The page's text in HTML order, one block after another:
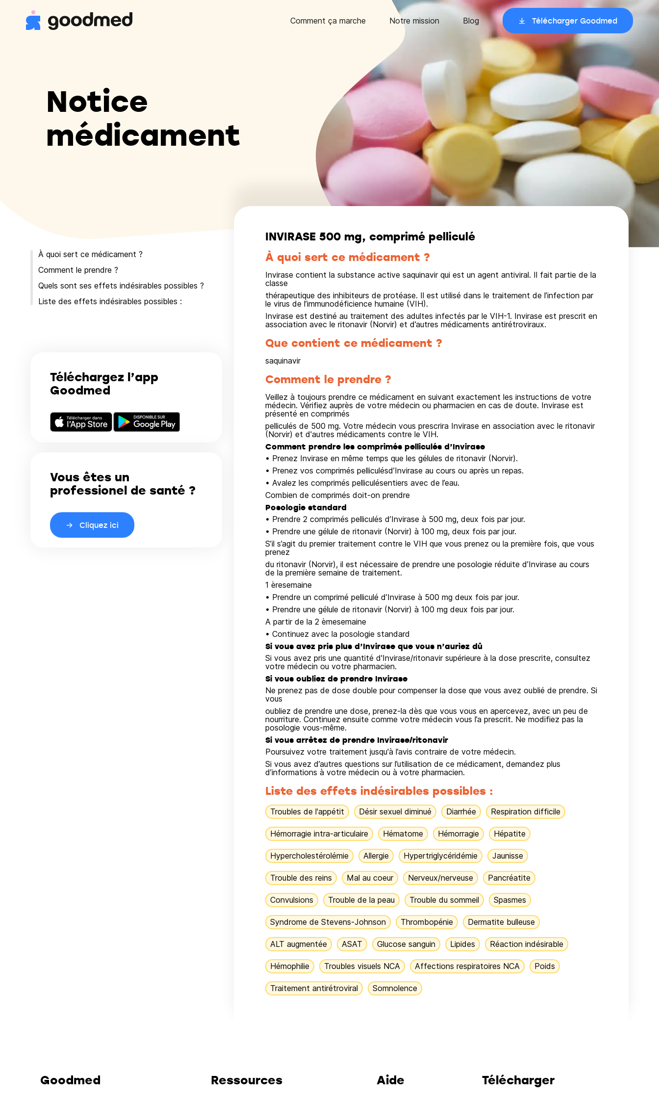
Comment ça marche Notre mission Blog Télécharger Goodmed
Notice
médicament
À quoi sert ce médicament ?
Comment le prendre ?
Quels sont ses effets indésirables possibles ?
Liste des effets indésirables possibles :
Téléchargez l’app
Goodmed
Vous êtes un
professionel de santé ?
Cliquez ici
INVIRASE 500 mg, comprimé pelliculé
À quoi sert ce médicament ?
Invirase contient la substance active saquinavir qui est un agent antiviral. Il fait partie de la
classe
thérapeutique des inhibiteurs de protéase. Il est utilisé dans le traitement de l’infection par
le virus de l’immunodéficience humaine (VIH).
Invirase est destiné au traitement des adultes infectés par le VIH-1. Invirase est prescrit en
association avec le ritonavir (Norvir) et d’autres médicaments antirétroviraux.
Que contient ce médicament ?
saquinavir
Comment le prendre ?
Veillez à toujours prendre ce médicament en suivant exactement les instructions de votre
médecin. Vérifiez auprès de votre médecin ou pharmacien en cas de doute. Invirase est
présenté en comprimés
pelliculés de 500 mg. Votre médecin vous prescrira Invirase en association avec le ritonavir
(Norvir) et d'autres médicaments contre le VIH.
Comment prendre les comprimés pelliculés d’Invirase
• Prenez Invirase en même temps que les gélules de ritonavir (Norvir).
• Prenez vos comprimés pelliculésd’Invirase au cours ou après un repas.
• Avalez les comprimés pelliculésentiers avec de l’eau.
Combien de comprimés doit-on prendre
Posologie standard
• Prendre 2 comprimés pelliculés d’Invirase à 500 mg, deux fois par jour.
• Prendre une gélule de ritonavir (Norvir) à 100 mg, deux fois par jour.
S’il s’agit du premier traitement contre le VIH que vous prenez ou la première fois, que vous
prenez
du ritonavir (Norvir), il est nécessaire de prendre une posologie réduite d’Invirase au cours
de la première semaine de traitement.
1 èresemaine
• Prendre un comprimé pelliculé d’Invirase à 500 mg deux fois par jour.
• Prendre une gélule de ritonavir (Norvir) à 100 mg deux fois par jour.
A partir de la 2 èmesemaine
• Continuez avec la posologie standard
Si vous avez pris plus d’Invirase que vous n’auriez dû
Si vous avez pris une quantité d'Invirase/ritonavir supérieure à la dose prescrite, consultez
votre médecin ou votre pharmacien.
Si vous oubliez de prendre Invirase
Ne prenez pas de dose double pour compenser la dose que vous avez oublié de prendre. Si
vous
oubliez de prendre une dose, prenez-la dès que vous vous en apercevez, avec un peu de
nourriture. Continuez ensuite comme votre médecin vous l’a prescrit. Ne modifiez pas la
posologie vous-même.
Si vous arrêtez de prendre Invirase/ritonavir
Poursuivez votre traitement jusqu'à l’avis contraire de votre médecin.
Si vous avez d’autres questions sur l’utilisation de ce médicament, demandez plus
d’informations à votre médecin ou à votre pharmacien.
Liste des effets indésirables possibles :
Troubles de l'appétit Désir sexuel diminué Diarrhée Respiration difficile
Hémorragie intra-articulaire Hématome Hémorragie Hépatite
Hypercholestérolémie Allergie Hypertriglycéridémie Jaunisse
Trouble des reins Mal au coeur Nerveux/nerveuse Pancréatite
Convulsions Trouble de la peau Trouble du sommeil Spasmes
Syndrome de Stevens-Johnson Thrombopénie Dermatite bulleuse
ALT augmentée ASAT Glucose sanguin Lipides Réaction indésirable
Hémophilie Troubles visuels NCA Affections respiratoires NCA Poids
Traitement antirétroviral Somnolence
Goodmed Ressources Aide Télécharger